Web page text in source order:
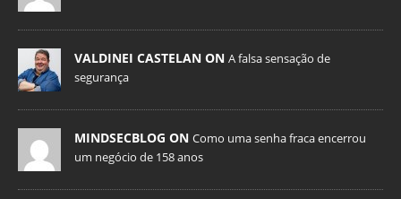
VALDINEI CASTELAN ON A falsa sensação de
segurança
MINDSECBLOG ON Como uma senha fraca encerrou
um negócio de 158 anos